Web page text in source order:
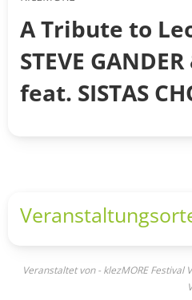
A Tribute to
STEVE
feat. SISTAS
Veranstaltet von - klezMORE Festival